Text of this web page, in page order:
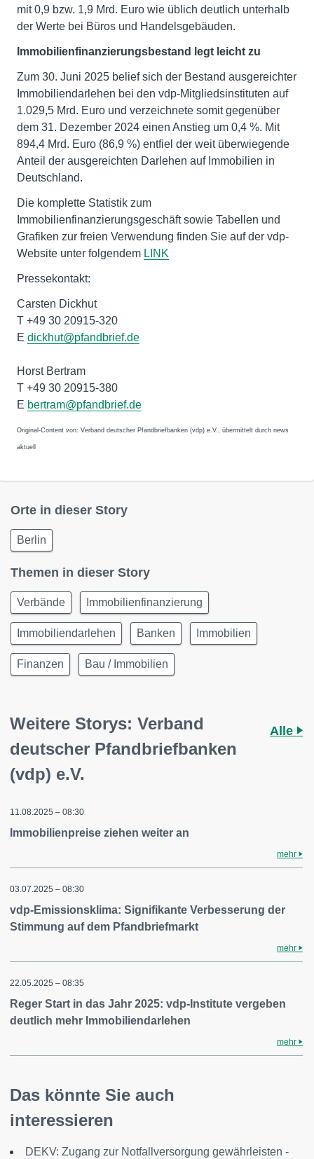
mit 0,9 bzw. 1,9 Mrd. Euro wie üblich deutlich unterhalb
der Werte bei Büros und Handelsgebäuden.
Immobilienfinanzierungsbestand legt leicht zu
Zum 30. Juni 2025 belief sich der Bestand ausgereichter
Immobiliendarlehen bei den vdp-Mitgliedsinstituten auf
1.029,5 Mrd. Euro und verzeichnete somit gegenüber
dem 31. Dezember 2024 einen Anstieg um 0,4 %. Mit
894,4 Mrd. Euro (86,9 %) entfiel der weit überwiegende
Anteil der ausgereichten Darlehen auf Immobilien in
Deutschland.
Die komplette Statistik zum
Immobilienfinanzierungsgeschäft sowie Tabellen und
Grafiken zur freien Verwendung finden Sie auf der vdp-
Website unter folgendem LINK
Pressekontakt:
Carsten Dickhut
T +49 30 20915-320
E dickhut@pfandbrief.de
Horst Bertram
T +49 30 20915-380
E bertram@pfandbrief.de
Original-Content von: Verband deutscher Pfandbriefbanken (vdp) e.V., übermittelt durch news
aktuell
Orte in dieser Story
Berlin
Themen in dieser Story
Verbände Immobilienfinanzierung
Immobiliendarlehen Banken Immobilien
Finanzen Bau / Immobilien
Weitere Storys: Verband
deutscher Pfandbriefbanken
(vdp) e.V.
Alle
11.08.2025 – 08:30
Immobilienpreise ziehen weiter an
mehr
03.07.2025 – 08:30
vdp-Emissionsklima: Signifikante Verbesserung der
Stimmung auf dem Pfandbriefmarkt
mehr
22.05.2025 – 08:35
Reger Start in das Jahr 2025: vdp-Institute vergeben
deutlich mehr Immobiliendarlehen
mehr
Das könnte Sie auch
interessieren
DEKV: Zugang zur Notfallversorgung gewährleisten -